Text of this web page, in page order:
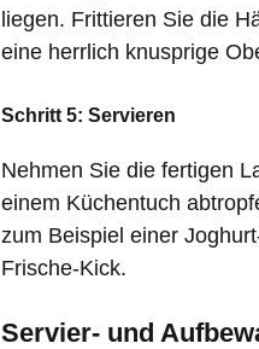
liegen. Frittieren Sie die
eine herrlich knusprige
Schritt 5: Servieren
Nehmen Sie die fertigen
einem Küchentuch
zum Beispiel einer
Frische-Kick.
Servier- und